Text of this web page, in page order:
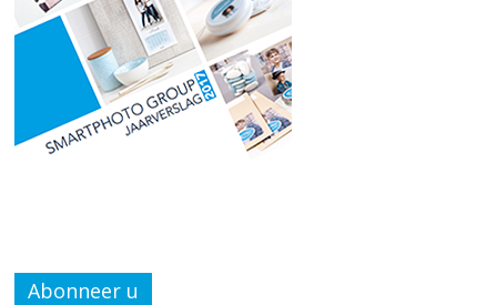
Abonneer u